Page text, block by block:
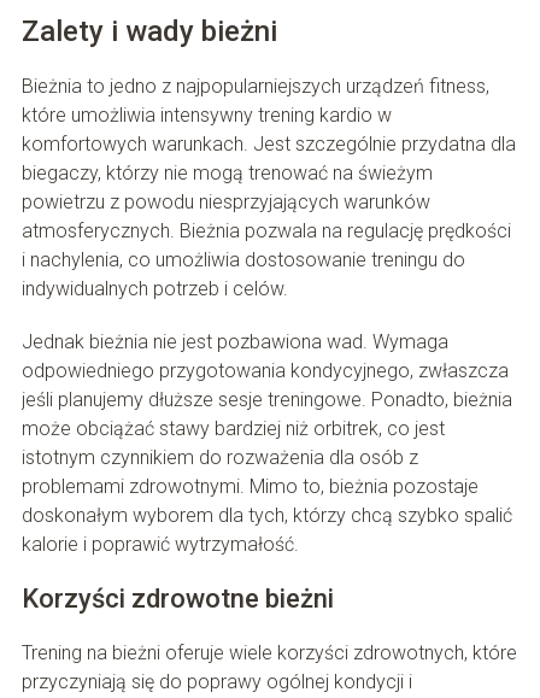
Zalety i wady bieżni
Bieżnia to jedno z najpopularniejszych urządzeń fitness,
które umożliwia intensywny trening kardio w
komfortowych warunkach. Jest szczególnie przydatna dla
biegaczy, którzy nie mogą trenować na świeżym
powietrzu z powodu niesprzyjających warunków
atmosferycznych. Bieżnia pozwala na regulację prędkości
i nachylenia, co umożliwia dostosowanie treningu do
indywidualnych potrzeb i celów.
Jednak bieżnia nie jest pozbawiona wad. Wymaga
odpowiedniego przygotowania kondycyjnego, zwłaszcza
jeśli planujemy dłuższe sesje treningowe. Ponadto, bieżnia
może obciążać stawy bardziej niż orbitrek, co jest
istotnym czynnikiem do rozważenia dla osób z
problemami zdrowotnymi. Mimo to, bieżnia pozostaje
doskonałym wyborem dla tych, którzy chcą szybko spalić
kalorie i poprawić wytrzymałość.
Korzyści zdrowotne bieżni
Trening na bieżni oferuje wiele korzyści zdrowotnych, które
przyczyniają się do poprawy ogólnej kondycji i